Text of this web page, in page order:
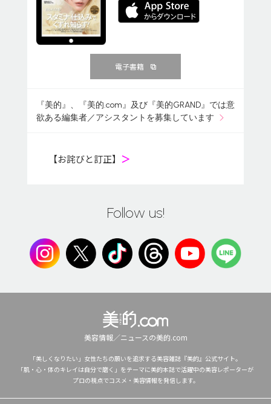
電子書籍
『美的』、『美的.com』及び『美的GRAND』では意
欲ある編集者／アシスタントを募集しています
【お詫びと訂正】 ＞
Follow us!
美容情報／ニュースの美的.com
「美しくなりたい」女性たちの願いを追求する美容雑誌『美的』公式サイト。
「肌・心・体のキレイは自分で磨く」をテーマに美的本誌で活躍中の美容レポーターが
プロの視点でコスメ・美容情報を発信します。